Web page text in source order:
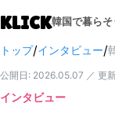
KLICK韓国で暮らそ
トップ/インタビュー/
公開日 : 2026.05.07 ／ 更
インタビュー